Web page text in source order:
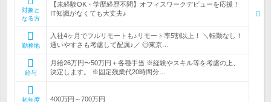
対象と
なる方
【未経験OK・学歴経歴不問】オフィスワークデビューを応援！
IT知識がなくても大丈夫♪
勤務地
入社4ヶ月でフルリモートも♪リモート率5割以上！ ＼転勤なし！
通いやすさも考慮して配属♪／ ◎東京…
給与
月給26万円〜50万円＋各種手当 ※経験やスキル等を考慮の上、
決定します。 ※固定残業代20時間分…
初年度
400万円～700万円